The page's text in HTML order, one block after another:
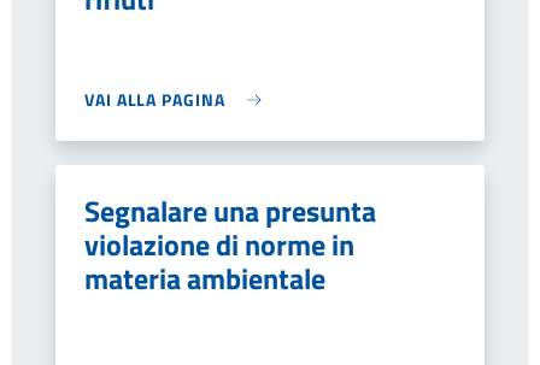
VAI ALLA PAGINA
Segnalare una presunta
violazione di norme in
materia ambientale